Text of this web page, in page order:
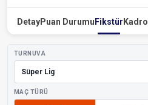
DetayPuan Durumu Fikstür Kadro
TURNUVA
MAÇ TÜRÜ